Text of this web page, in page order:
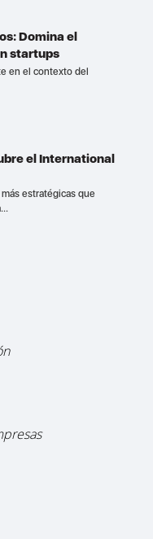
Domina el
startups
en el contexto del
el International
estratégicas que